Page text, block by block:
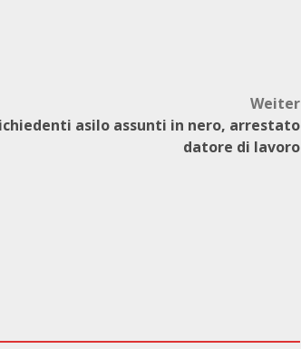
Weiter
asilo assunti in nero, arrestato
datore di lavoro